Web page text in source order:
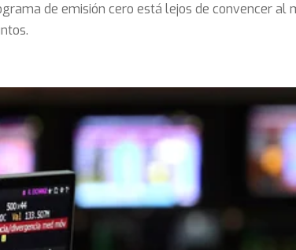
de emisión cero está lejos de convencer al